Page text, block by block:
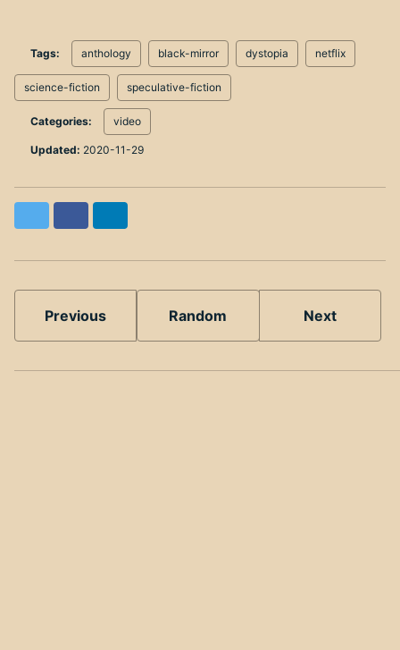
Tags: anthology black-mirror dystopia netflix
science-fiction speculative-fiction
Categories: video
Updated: 2020-11-29
Previous Random Next